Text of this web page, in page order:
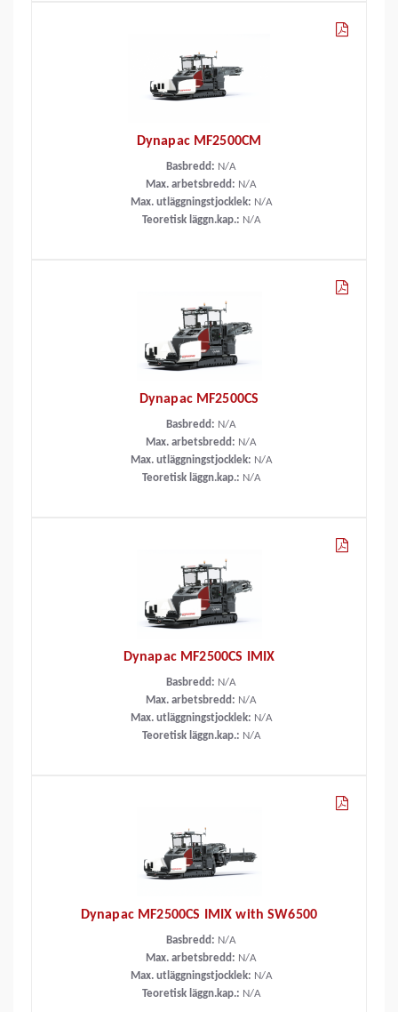
Dynapac MF2500CM
Basbredd: N/A
Max. arbetsbredd: N/A
Max. utläggningstjocklek: N/A
Teoretisk läggn.kap.: N/A
Dynapac MF2500CS
Basbredd: N/A
Max. arbetsbredd: N/A
Max. utläggningstjocklek: N/A
Teoretisk läggn.kap.: N/A
Dynapac MF2500CS IMIX
Basbredd: N/A
Max. arbetsbredd: N/A
Max. utläggningstjocklek: N/A
Teoretisk läggn.kap.: N/A
Dynapac MF2500CS IMIX with SW6500
Basbredd: N/A
Max. arbetsbredd: N/A
Max. utläggningstjocklek: N/A
Teoretisk läggn.kap.: N/A